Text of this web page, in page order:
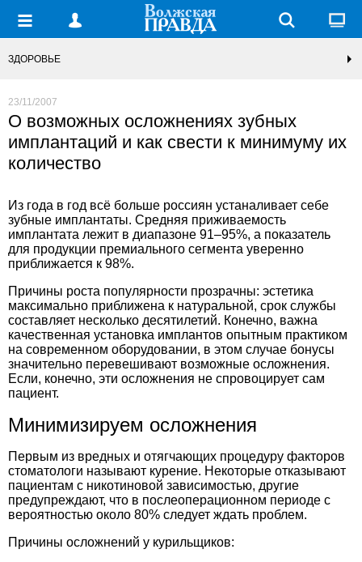
ЗДОРОВЬЕ
23/11/2007
О возможных осложнениях зубных
имплантаций и как свести к минимуму их
количество
Из года в год всё больше россиян устаналивает себе
зубные имплантаты. Средняя приживаемость
имплантата лежит в диапазоне 91–95%, а показатель
для продукции премиального сегмента уверенно
приближается к 98%.
Причины роста популярности прозрачны: эстетика
максимально приближена к натуральной, срок службы
составляет несколько десятилетий. Конечно, важна
качественная установка имплантов опытным практиком
на современном оборудовании, в этом случае бонусы
значительно перевешивают возможные осложнения.
Если, конечно, эти осложнения не спровоцирует сам
пациент.
Минимизируем осложнения
Первым из вредных и отягчающих процедуру факторов
стоматологи называют курение. Некоторые отказывают
пациентам с никотиновой зависимостью, другие
предупреждают, что в послеоперационном периоде с
вероятностью около 80% следует ждать проблем.
Причины осложнений у курильщиков: